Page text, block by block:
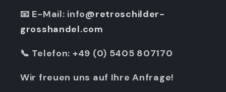
📧 E-Mail: info@retroschilder-
grosshandel.com
📞 Telefon: +49 (0) 5405 807170
Wir freuen uns auf Ihre Anfrage!